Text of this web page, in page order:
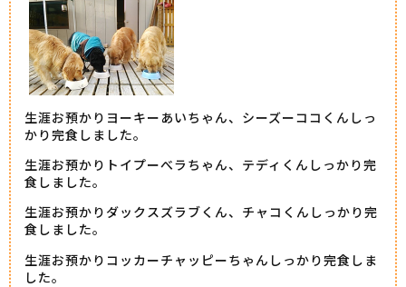
生涯お預かりヨーキーあいちゃん、シーズーココくんしっ
かり完食しました。
生涯お預かりトイプーべラちゃん、テディくんしっかり完
食しました。
生涯お預かりダックスズラブくん、チャコくんしっかり完
食しました。
生涯お預かりコッカーチャッピーちゃんしっかり完食しま
した。